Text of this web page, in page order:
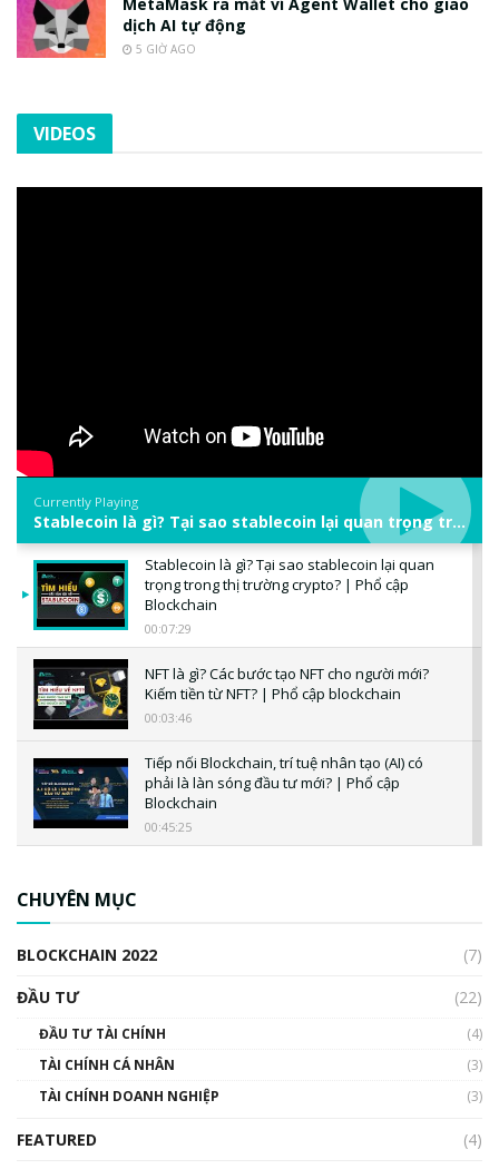
MetaMask ra mắt ví Agent Wallet cho giao
dịch AI tự động
5 GIỜ AGO
VIDEOS
Currently Playing
Stablecoin là gì? Tại sao stablecoin lại quan trọng trong thị trường crypto? | Phổ cập Blockchain
Stablecoin là gì? Tại sao stablecoin lại quan
trọng trong thị trường crypto? | Phổ cập
Blockchain
00:07:29
NFT là gì? Các bước tạo NFT cho người mới?
Kiếm tiền từ NFT? | Phổ cập blockchain
00:03:46
Tiếp nối Blockchain, trí tuệ nhân tạo (AI) có
phải là làn sóng đầu tư mới? | Phổ cập
Blockchain
00:45:25
00:02:14
Nhìn lại năm 2022: Những sự kiện ảnh hưởng
đến hệ sinh thái tiền mã hoá | Phổ cập
CHUYÊN MỤC
BLOCKCHAIN 2022
(7)
ĐẦU TƯ
(22)
ĐẦU TƯ TÀI CHÍNH
(4)
TÀI CHÍNH CÁ NHÂN
(3)
TÀI CHÍNH DOANH NGHIỆP
(3)
FEATURED
(4)